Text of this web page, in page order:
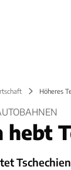
Höheres
hebt